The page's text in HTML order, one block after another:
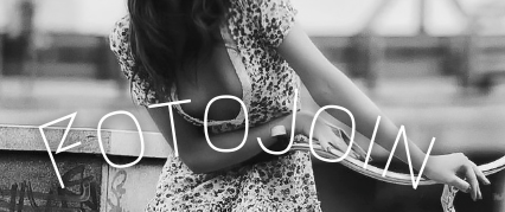
FotoJoi
n